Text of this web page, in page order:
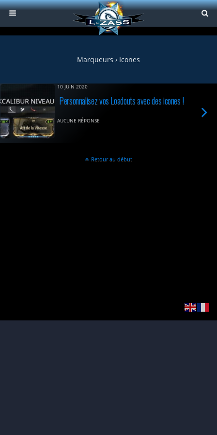
Marqueurs › Icones
10 JUIN 2020
Personnalisez vos Loadouts avec des icones !
AUCUNE RÉPONSE
Retour au début